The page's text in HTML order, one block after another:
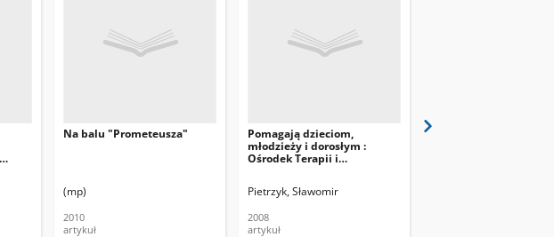
Na balu "Prometeusza"
(mp)
2010
artykuł
Pomagają dzieciom,
młodzieży i dorosłym :
Ośrodek Terapii i
Pietrzyk, Sławomir
2008
artykuł